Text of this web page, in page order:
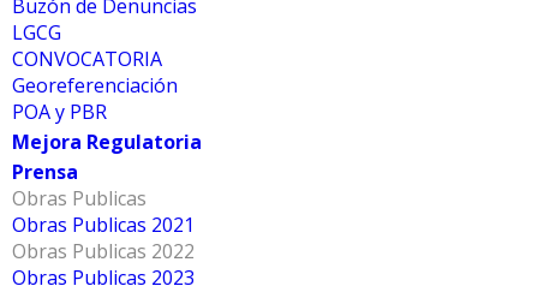
Buzón de Denuncias
LGCG
CONVOCATORIA
Georeferenciación
POA y PBR
Mejora Regulatoria
Prensa
Obras Publicas
Obras Publicas 2021
Obras Publicas 2022
Obras Publicas 2023